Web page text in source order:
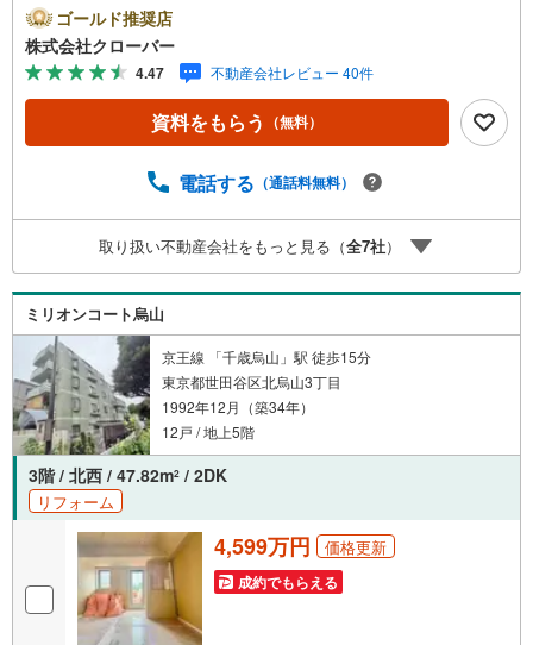
●住宅ローン、諸費用ローンお気軽にご相談下さい！世田谷
区上祖師谷に佇むグランクレスト上祖師谷。京王線「仙
川」駅から徒歩10分、緑の多い静かな住宅地にあるマンシ
ョンです。閑静なエリアとはいっても商業施設や飲食店な
どの選択肢は多く、生活環境は良好です。1995年築の建物
は新耐震基準に準拠しており、鉄筋コンクリート造5階建
クスを備えています。お部屋は4階部分、内装はリノベーシ
の？■分からない事、何でもご相談下さい。■随時！内覧可
能です！■平日・土日・祝祭日…日程・時間はいつでも調整
可能。ご指定の場所にお車でお迎えに上がります。■不動産
購入のご相談も随時開催中！■ ○住宅ローンのご相談 ○
買換えのご相談 ○ご自宅査定のご相談 ○弊社買取も行っ
ております！
ゴールド推奨店
株式会社クローバー
4.47 不動産会社レビュー 40件
資料をもらう （無料）
電話する （通話料無料）
取り扱い不動産会社をもっと見る（全7社）
ミリオンコート烏山
京王線 「千歳烏山」駅 徒歩15分
東京都世田谷区北烏山3丁目
1992年12月（築34年）
12戸 / 地上5階
3階 / 北西 / 47.82m2 / 2DK
リフォーム
4,599万円 価格更新
成約でもらえる